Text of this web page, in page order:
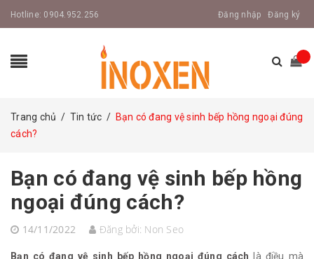
Hotline: 0904.952.256 Đăng nhập Đăng ký
Trang chủ / Tin tức / Bạn có đang vệ sinh bếp hồng ngoại đúng
cách?
Bạn có đang vệ sinh bếp hồng
ngoại đúng cách?
14/11/2022 Đăng bởi: Non Seo
Bạn có đang vệ sinh bếp hồng ngoại đúng cách
là điều mà